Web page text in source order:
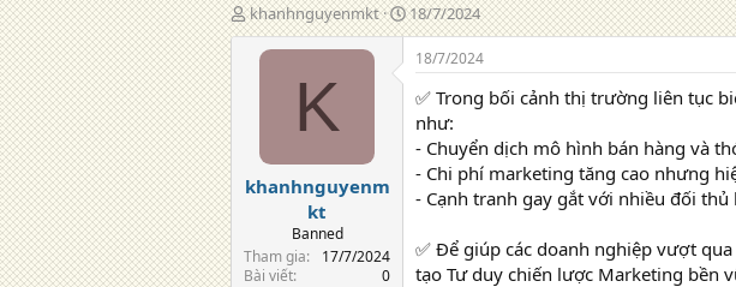
T
á
khanhnguyenmkt
N
g
y
đ
18/7/2024
K
khanhnguyenm
kt
Banned
Tham gia
17/7/2024
Bài viết
0
18/7/2024
✅ Trong bối cảnh thị trường liên tục
như:
- Chuyển dịch mô hình bán hàng và
- Chi phí marketing tăng cao nhưng
- Cạnh tranh gay gắt với nhiều đối
✅ Để giúp các doanh nghiệp vượt
tạo Tư duy chiến lược Marketing bền